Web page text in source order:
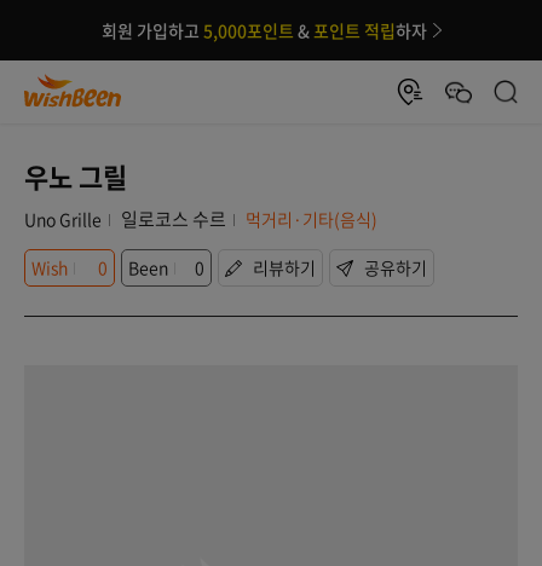
회원 가입하고 5,000포인트 &포인트 적립하자
우노 그릴
Uno Grille 일로코스 수르
먹거리·기타(음식)
Wish
0 Been 0 리뷰하기 공유하기